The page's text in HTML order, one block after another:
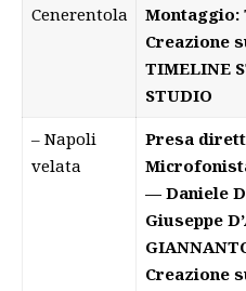
Cenerentola
Montaggio:
Creazione
TIMELINE
STUDIO
– Napoli
velata
Presa
— Daniele
Giuseppe
Creazione